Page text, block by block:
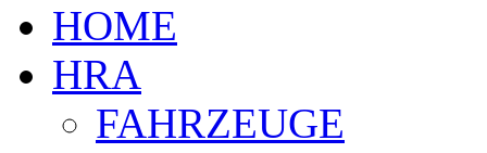
HOME
HRA
FAHRZEUGE